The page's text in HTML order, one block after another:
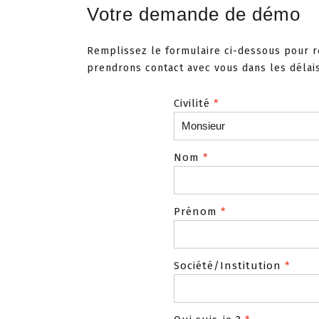
Votre demande de démo
Remplissez le formulaire ci-dessous pour
prendrons contact avec vous dans les
Civilité *
Nom *
Prénom *
Société/Institution *